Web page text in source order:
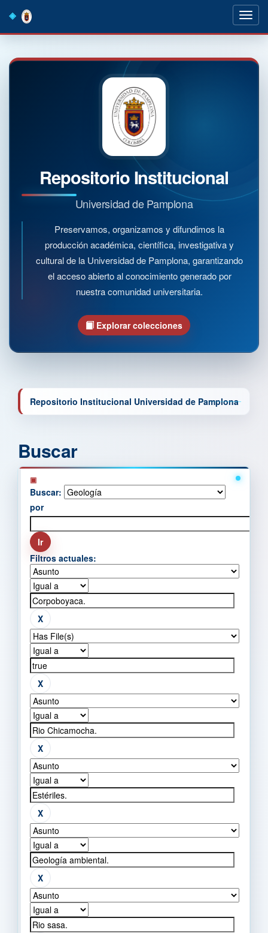
navigation
Repositorio Institucional
Universidad de Pamplona
Preservamos, organizamos y difundimos la
producción académica, científica, investigativa y
cultural de la Universidad de Pamplona, garantizando
el acceso abierto al conocimiento generado por
nuestra comunidad universitaria.
Explorar colecciones
Repositorio Institucional Universidad de Pamplona
Buscar
Buscar:
por
Filtros actuales: